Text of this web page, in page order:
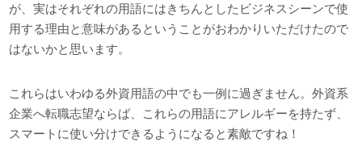
が、実はそれぞれの用語にはきちんとしたビジネスシーンで使
用する理由と意味があるということがおわかりいただけたので
はないかと思います。
これらはいわゆる外資用語の中でも一例に過ぎません。外資系
企業へ転職志望ならば、これらの用語にアレルギーを持たず、
スマートに使い分けできるようになると素敵ですね！